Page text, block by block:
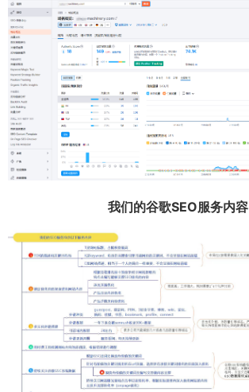
我们的谷歌SEO服务内容